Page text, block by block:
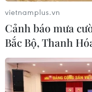
Việt Nam tiếp
do Romania
25/08/2021 10:06
vietnamplus.vn
Cảnh báo mưa
Bắc Bộ, Thanh